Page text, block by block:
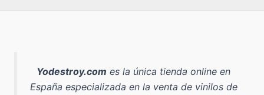
Yodestroy.com es la única tienda online en
España especializada en la venta de vinilos de